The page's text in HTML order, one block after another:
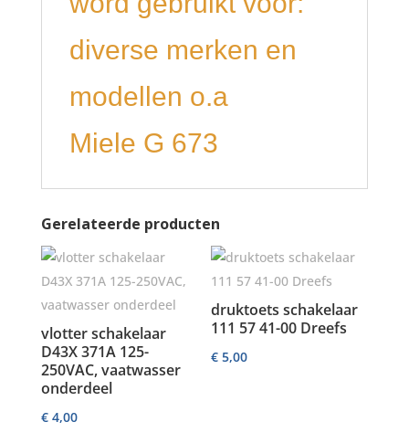
diverse merken en
modellen o.a
Miele G 673
Gerelateerde producten
vlotter schakelaar
D43X 371A 125-
250VAC, vaatwasser
onderdeel
€4,00
druktoets schakelaar
111 57 41-00 Dreefs
€ 5,00